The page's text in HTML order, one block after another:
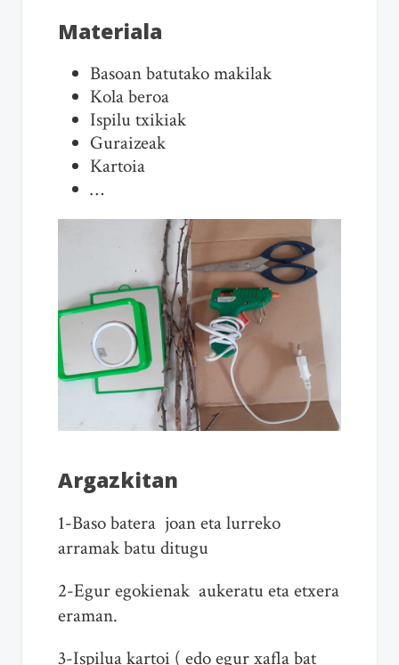
Materiala
Basoan batutako makilak
Kola beroa
Ispilu txikiak
Guraizeak
Kartoia
…
Argazkitan
1-Baso batera joan eta lurreko
arramak batu ditugu
2-Egur egokienak aukeratu eta etxera
eraman.
3-Ispilua kartoi ( edo egur xafla bat